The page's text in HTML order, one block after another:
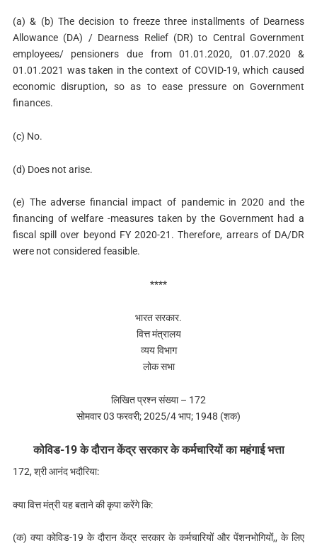
(a) & (b) The decision to freeze three installments of Dearness
Allowance (DA) / Dearness Relief (DR) to Central Government
employees/ pensioners due from 01.01.2020, 01.07.2020 &
01.01.2021 was taken in the context of COVID-19, which caused
economic disruption, so as to ease pressure on Government
finances.
(c) No.
(d) Does not arise.
(e) The adverse financial impact of pandemic in 2020 and the
financing of welfare -measures taken by the Government had a
fiscal spill over beyond FY 2020-21. Therefore, arrears of DA/DR
were not considered feasible.
****
भारत सरकार.
वित्त मंत्रालय
व्यय विभाग
लोक सभा
लिखित प्रश्न संख्या – 172
सोमवार 03 फरवरी; 2025/4 भाप; 1948 (शक)
कोविड-19 के दौरान केंद्र सरकार के कर्मचारियों का महंगाई भत्ता
172, श्री आनंद भदौरिया:
क्या वित्त मंत्री यह बताने की कृपा करेंगे कि:
(क) क्‍या कोविड-19 के दौरान केंद्र सरकार के कर्मचारियों और पेंशनभोगियों,, के लिए